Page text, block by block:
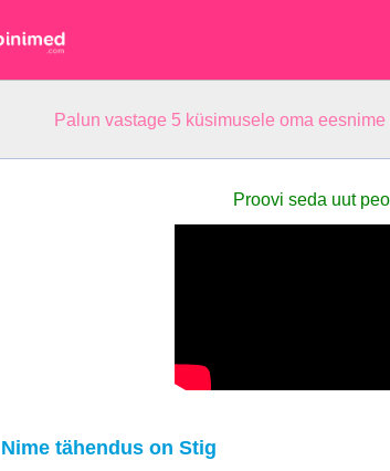
Palun vastage 5 küsimusele oma eesnime
Proovi seda uut
Nime tähendus on Stig